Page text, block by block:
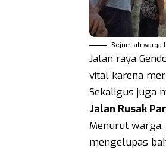
Sejumlah warga
Jalan raya
vital karena
Sekaligus juga
Jalan Rusak
Menurut
mengelupas